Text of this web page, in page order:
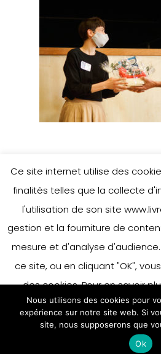
Ce site internet utilise des
finalités telles que la collecte
l'utilisation de son site
gestion et la fourniture de
mesure et d'analyse
ce site, ou en cliquant "OK",
des cookies. Pour en savoir
préférences en matière de
à notre politique sur les
En savoir
Nous utilisons des cookies pour
expérience sur notre site web. Si
site, nous supposerons que
Ok